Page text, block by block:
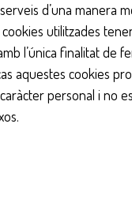
d’una manera
utilitzades
l’única finalitat de
aquestes cookies
personal i no